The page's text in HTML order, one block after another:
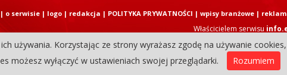
Właścicielem serwisu
Copyright © 2004-2026 Elbląski
o serwisie| logo| redakcja | POLITYKA PRYWATNOŚCI | wpisy branżowe|
używania. Korzystając ze strony wyrażasz zgodę na używanie
możesz wyłączyć w ustawieniach swojej przeglądarki.
Rozumiem